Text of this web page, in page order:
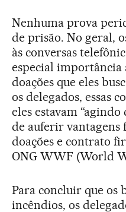
Nenhuma prova
de prisão. No geral,
às conversas
especial importância
doações que eles
os delegados, essas
eles estavam
de auferir vantagens
doações e contrato
ONG WWF (World
Para concluir que os
incêndios, os